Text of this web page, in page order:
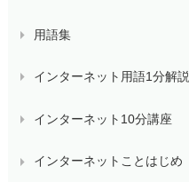
用語集
インターネット用語1分解説
インターネット10分講座
インターネットことはじめ